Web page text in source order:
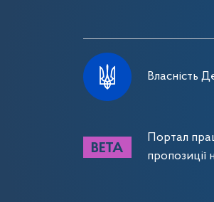
Власність
Портал
пропозиції